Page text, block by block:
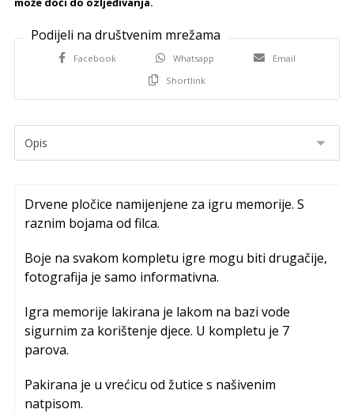
Facebook Whatsapp
Email
Shortlink
Drvene pločice namijenjene za igru memorije. S
raznim bojama od filca.
Boje na svakom kompletu igre mogu biti drugačije,
fotografija je samo informativna.
Igra memorije lakirana je lakom na bazi vode
sigurnim za korištenje djece. U kompletu je 7
parova.
Pakirana je u vrećicu od žutice s našivenim
natpisom.